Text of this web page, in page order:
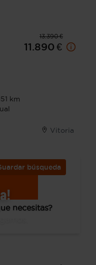
13.390 €
11.890 €
km
Vitoria
búsqueda
necesitas?